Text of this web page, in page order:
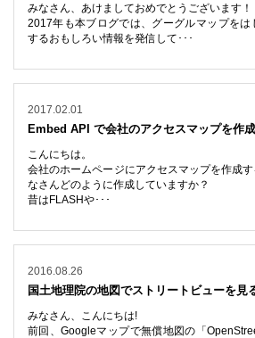
みなさん、あけましておめでとうございます！
2017年も本ブログでは、グーグルマップを
するおもしろい情報を発信して･･･
2017.02.01
Embed API で会社のアクセスマップを作
こんにちは。
会社のホームページにアクセスマップを作成
なさんどのように作成していますか？
昔はFLASHや･･･
2016.08.26
国土地理院の地図でストリートビューを見
みなさん、こんにちは!
前回、Googleマップで無償地図の「